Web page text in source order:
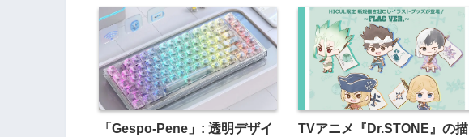
「Gespo-Pene」: 透明デザイ
TVアニメ『Dr.STONE』の描